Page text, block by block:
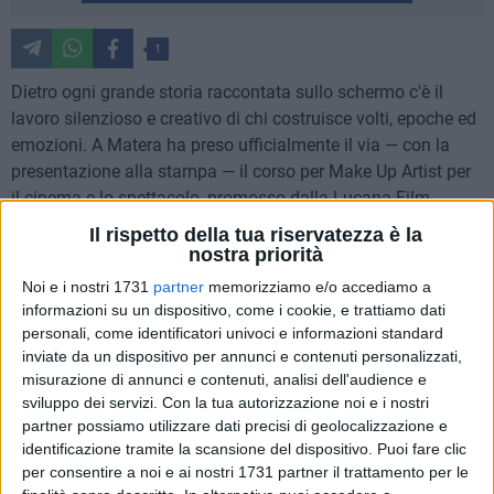
Il rispetto della tua riservatezza è la
nostra priorità
Noi e i nostri 1731 partner memorizziamo e/o accediamo a
informazioni su un dispositivo, come i cookie, e trattiamo dati
personali, come identificatori univoci e informazioni standard
inviate da un dispositivo per annunci e contenuti personalizzati,
misurazione di annunci e contenuti, analisi dell'audience e
sviluppo dei servizi. Con la tua autorizzazione noi e i nostri
partner possiamo utilizzare dati precisi di geolocalizzazione e
identificazione tramite la scansione del dispositivo. Puoi fare clic
per consentire a noi e ai nostri 1731 partner il trattamento per le
1
Dietro ogni grande storia raccontata sullo schermo c'è il
lavoro silenzioso e creativo di chi costruisce volti, epoche ed
emozioni. A Matera ha preso ufficialmente il via — con la
presentazione alla stampa — il corso per Make Up Artist per
il cinema e lo spettacolo, promosso dalla Lucana Film
Commission e Cinecittà Spa.
Il percorso formativo, di alto profilo tecnico e creativo, si
svolge interamente nella Casa delle Tecnologie Emergenti di
Matera, anche sede della Lucana Film Commission, e
coinvolge sei giovani professionisti selezionati attraverso un
bando. Il corso, della durata di 120 ore, è dedicato al
perfezionamento tecnico e creativo nel trucco applicato al
cinema, alla televisione e allo spettacolo. A guidarlo è
Alberto Blasi, makeup artist italiano con una lunga
esperienza in produzioni nazionali e internazionali. Nel suo